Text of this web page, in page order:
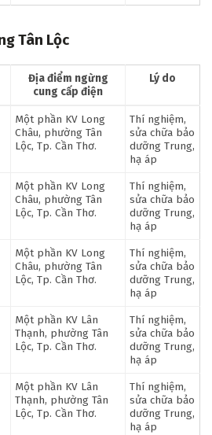
Tân Lộc
Địa điểm ngừng
cung cấp điện
Lý do
Một phần KV Long
Châu, phường Tân
Lộc, Tp. Cần Thơ.
Thí nghiệm,
sửa chữa bảo
dưỡng Trung,
hạ áp
Một phần KV Long
Châu, phường Tân
Lộc, Tp. Cần Thơ.
Thí nghiệm,
sửa chữa bảo
dưỡng Trung,
hạ áp
Một phần KV Long
Châu, phường Tân
Lộc, Tp. Cần Thơ.
Thí nghiệm,
sửa chữa bảo
dưỡng Trung,
hạ áp
Một phần KV Lân
Thạnh, phường Tân
Lộc, Tp. Cần Thơ.
Thí nghiệm,
sửa chữa bảo
dưỡng Trung,
hạ áp
Một phần KV Lân
Thạnh, phường Tân
Lộc, Tp. Cần Thơ.
Thí nghiệm,
sửa chữa bảo
dưỡng Trung,
hạ áp